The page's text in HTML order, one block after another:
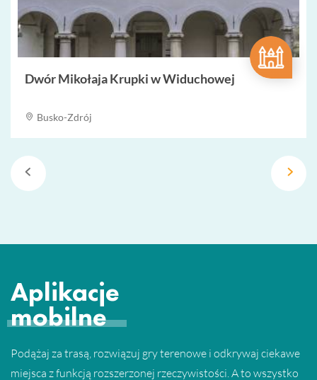
Dwór Mikołaja Krupki w Widuchowej
Busko-Zdrój
Aplikacje
mobilne
Podążaj za trasą, rozwiązuj gry terenowe i odkrywaj ciekawe
miejsca z funkcją rozszerzonej rzeczywistości. A to wszystko